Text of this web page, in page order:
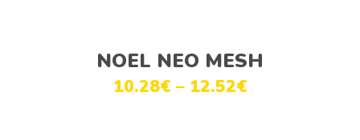
Ver opções
NOEL NEO MESH
10.28€ – 12.52€